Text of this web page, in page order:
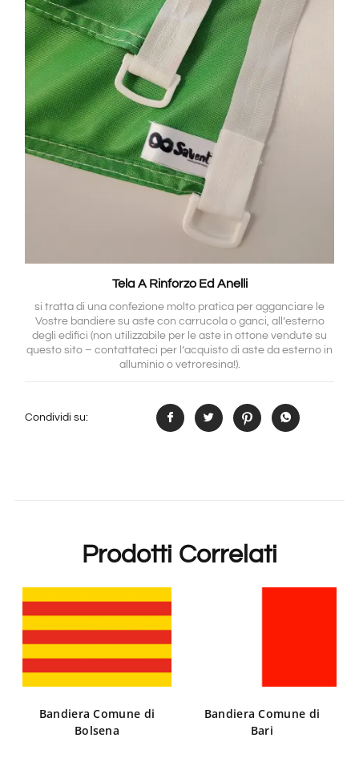
Tela A Rinforzo Ed Anelli
si tratta di una confezione molto pratica per agganciare le
Vostre bandiere su aste con carrucola o ganci, all’esterno
degli edifici (non utilizzabile per le aste in ottone vendute su
questo sito – contattateci per l’acquisto di aste da esterno in
alluminio o vetroresina!).
Condividi su:
Prodotti Correlati
Bandiera Comune di
Bolsena
Bandiera Comune di
Bari